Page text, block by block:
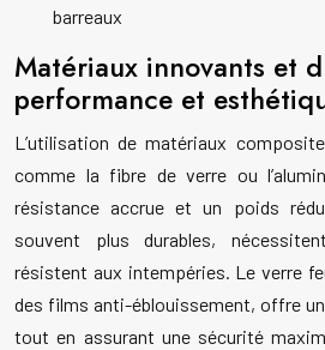
barreaux
Matériaux innovants et
performance et
L’utilisation de matériaux
comme la fibre de verre ou
résistance accrue et un poids
souvent plus durables,
résistent aux intempéries. Le verre
des films anti-éblouissement, offre
tout en assurant une sécurité